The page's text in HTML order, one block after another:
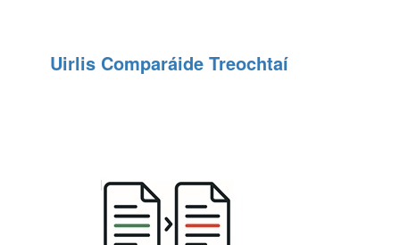
Uirlis Comparáide Treochtaí